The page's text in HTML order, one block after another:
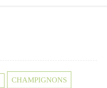
CHAMPIGNONS